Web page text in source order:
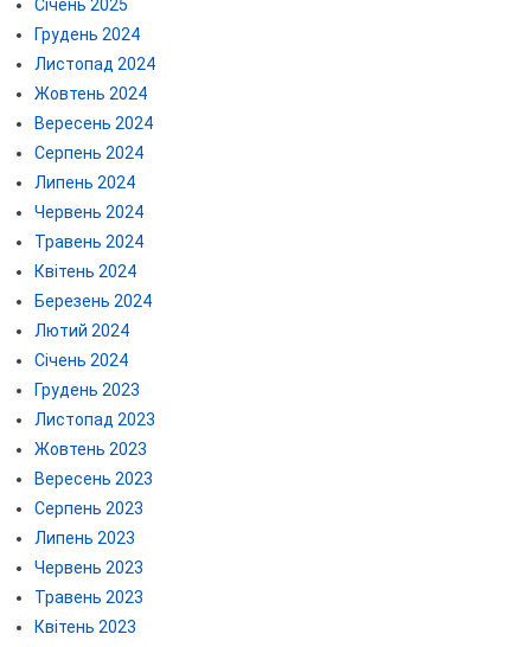
Січень 2025
Грудень 2024
Листопад 2024
Жовтень 2024
Вересень 2024
Серпень 2024
Липень 2024
Червень 2024
Травень 2024
Квітень 2024
Березень 2024
Лютий 2024
Січень 2024
Грудень 2023
Листопад 2023
Жовтень 2023
Вересень 2023
Серпень 2023
Липень 2023
Червень 2023
Травень 2023
Квітень 2023